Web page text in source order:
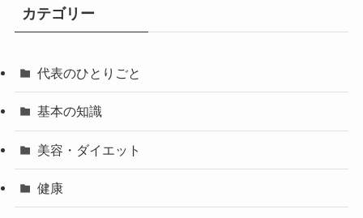
カテゴリー
代表のひとりごと
基本の知識
美容・ダイエット
健康